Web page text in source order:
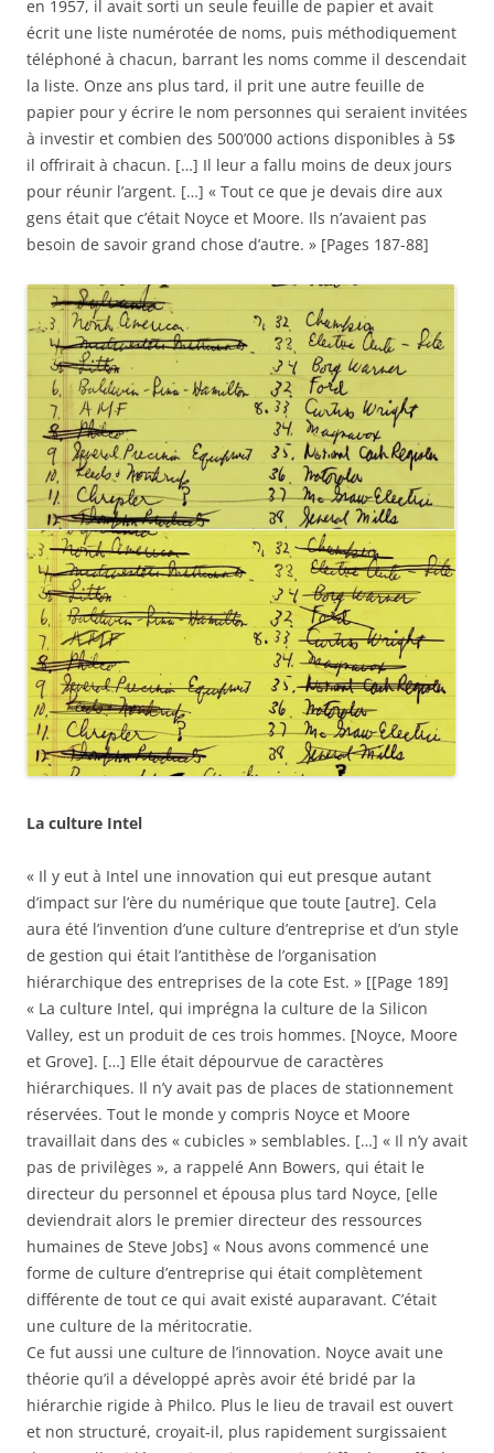
en 1957, il avait sorti un seule feuille de papier et avait
écrit une liste numérotée de noms, puis méthodiquement
téléphoné à chacun, barrant les noms comme il descendait
la liste. Onze ans plus tard, il prit une autre feuille de
papier pour y écrire le nom personnes qui seraient invitées
à investir et combien des 500’000 actions disponibles à 5$
il offrirait à chacun. […] Il leur a fallu moins de deux jours
pour réunir l’argent. […] « Tout ce que je devais dire aux
gens était que c’était Noyce et Moore. Ils n’avaient pas
besoin de savoir grand chose d’autre. » [Pages 187-88]
La culture Intel
« Il y eut à Intel une innovation qui eut presque autant
d’impact sur l’ère du numérique que toute [autre]. Cela
aura été l’invention d’une culture d’entreprise et d’un style
de gestion qui était l’antithèse de l’organisation
hiérarchique des entreprises de la cote Est. » [[Page 189]
« La culture Intel, qui imprégna la culture de la Silicon
Valley, est un produit de ces trois hommes. [Noyce, Moore
et Grove]. […] Elle était dépourvue de caractères
hiérarchiques. Il n’y avait pas de places de stationnement
réservées. Tout le monde y compris Noyce et Moore
travaillait dans des « cubicles » semblables. […] « Il n’y avait
pas de privilèges », a rappelé Ann Bowers, qui était le
directeur du personnel et épousa plus tard Noyce, [elle
deviendrait alors le premier directeur des ressources
humaines de Steve Jobs] « Nous avons commencé une
forme de culture d’entreprise qui était complètement
différente de tout ce qui avait existé auparavant. C’était
une culture de la méritocratie.
Ce fut aussi une culture de l’innovation. Noyce avait une
théorie qu’il a développé après avoir été bridé par la
hiérarchie rigide à Philco. Plus le lieu de travail est ouvert
et non structuré, croyait-il, plus rapidement surgissaient